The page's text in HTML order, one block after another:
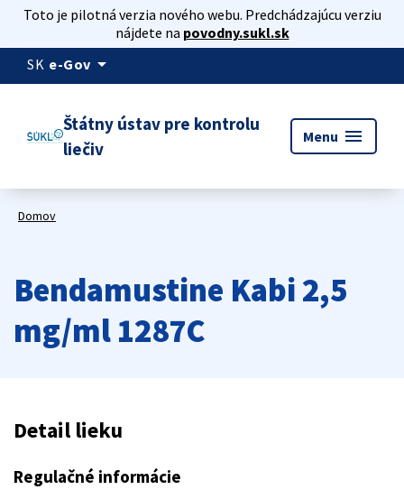
Toto je pilotná verzia nového webu. Predchádzajúcu verziu
nájdete na povodny.sukl.sk
SK e-Gov arrow_drop_down
Štátny ústav pre kontrolu
liečiv
Menu menu
Domov
Bendamustine Kabi 2,5
mg/ml 1287C
Detail lieku
Regulačné informácie